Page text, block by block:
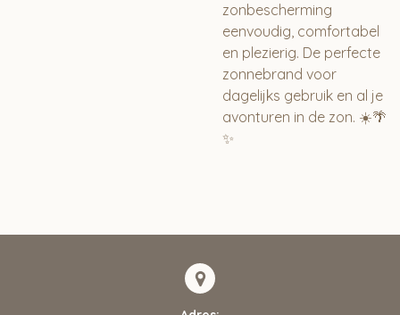
zonbescherming
eenvoudig, comfortabel
en plezierig. De perfecte
zonnebrand voor
dagelijks gebruik en al je
avonturen in de zon. ☀️🌴
✨